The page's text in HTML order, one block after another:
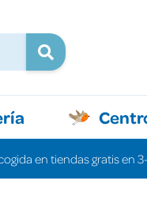
en tiendas gratis en